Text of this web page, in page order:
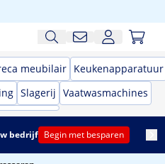
meubilair Keukenapparatuur
Slagerij Vaatwasmachines
bedrijf Begin met besparen